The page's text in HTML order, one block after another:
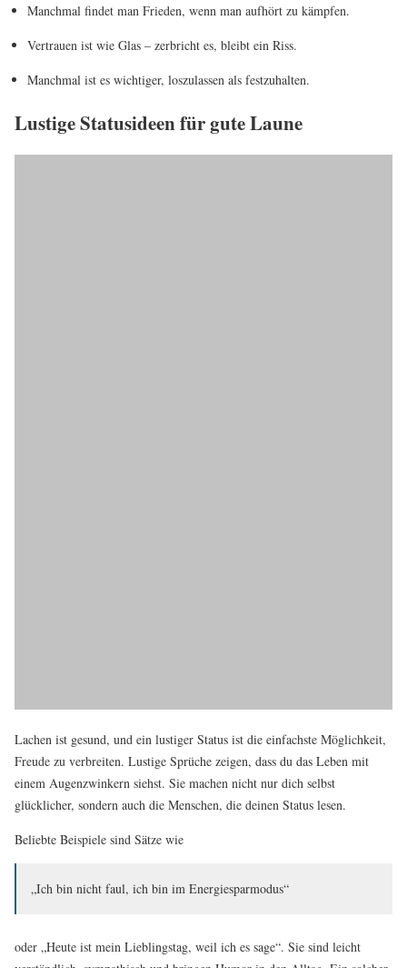
Manchmal findet man Frieden, wenn man aufhört zu kämpfen.
Vertrauen ist wie Glas – zerbricht es, bleibt ein Riss.
Manchmal ist es wichtiger, loszulassen als festzuhalten.
Lustige Statusideen für gute Laune
Lachen ist gesund, und ein lustiger Status ist die einfachste Möglichkeit,
Freude zu verbreiten. Lustige Sprüche zeigen, dass du das Leben mit
einem Augenzwinkern siehst. Sie machen nicht nur dich selbst
glücklicher, sondern auch die Menschen, die deinen Status lesen.
Beliebte Beispiele sind Sätze wie
„Ich bin nicht faul, ich bin im Energiesparmodus“
oder „Heute ist mein Lieblingstag, weil ich es sage“. Sie sind leicht